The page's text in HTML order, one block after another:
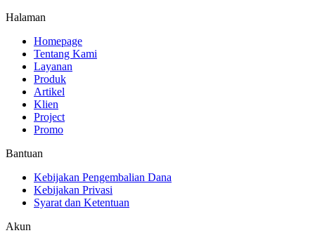
Halaman
Homepage
Tentang Kami
Layanan
Produk
Artikel
Klien
Project
Promo
Bantuan
Kebijakan Pengembalian Dana
Kebijakan Privasi
Syarat dan Ketentuan
Akun